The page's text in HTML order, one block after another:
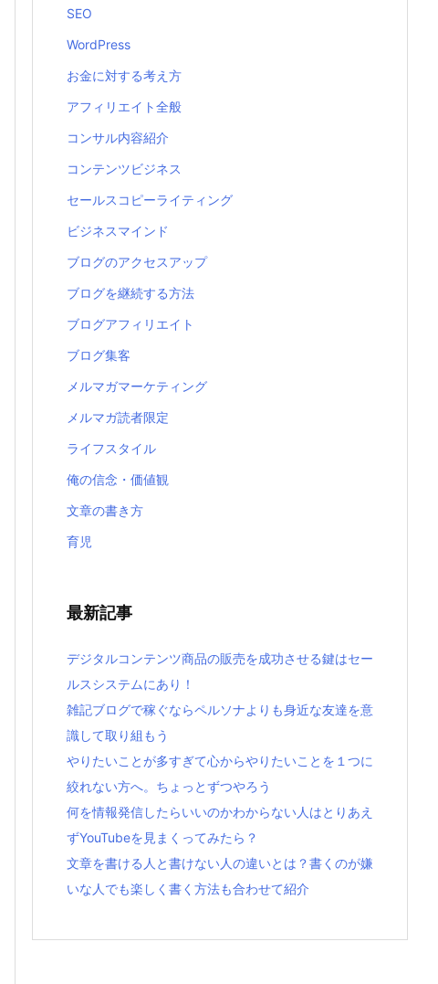
SEO
WordPress
お金に対する考え方
アフィリエイト全般
コンサル内容紹介
コンテンツビジネス
セールスコピーライティング
ビジネスマインド
ブログのアクセスアップ
ブログを継続する方法
ブログアフィリエイト
ブログ集客
メルマガマーケティング
メルマガ読者限定
ライフスタイル
俺の信念・価値観
文章の書き方
育児
最新記事
デジタルコンテンツ商品の販売を成功させる鍵はセー
ルスシステムにあり！
雑記ブログで稼ぐならペルソナよりも身近な友達を意
識して取り組もう
やりたいことが多すぎて心からやりたいことを１つに
絞れない方へ。ちょっとずつやろう
何を情報発信したらいいのかわからない人はとりあえ
ずYouTubeを見まくってみたら？
文章を書ける人と書けない人の違いとは？書くのが嫌
いな人でも楽しく書く方法も合わせて紹介